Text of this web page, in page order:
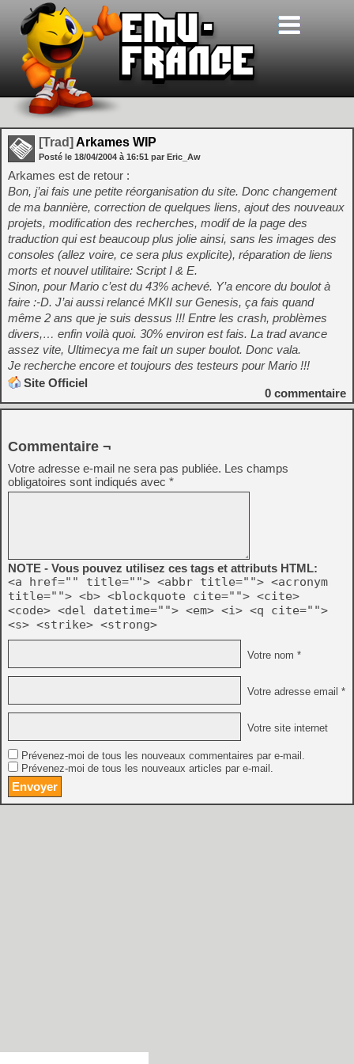
[Trad] Arkames WIP
Posté le 18/04/2004 à 16:51 par Eric_Aw
Arkames est de retour :
Bon, j’ai fais une petite réorganisation du site. Donc changement
de ma bannière, correction de quelques liens, ajout des nouveaux
projets, modification des recherches, modif de la page des
traduction qui est beaucoup plus jolie ainsi, sans les images des
consoles (allez voire, ce sera plus explicite), réparation de liens
morts et nouvel utilitaire: Script I & E.
Sinon, pour Mario c’est du 43% achevé. Y’a encore du boulot à
faire :-D. J’ai aussi relancé MKII sur Genesis, ça fais quand
même 2 ans que je suis dessus !!! Entre les crash, problèmes
divers,… enfin voilà quoi. 30% environ est fais. La trad avance
assez vite, Ultimecya me fait un super boulot. Donc vala.
Je recherche encore et toujours des testeurs pour Mario !!!
Site Officiel
0 commentaire
Commentaire ¬
Votre adresse e-mail ne sera pas publiée. Les champs
obligatoires sont indiqués avec *
NOTE - Vous pouvez utilisez ces tags et attributs HTML:
<a href="" title=""> <abbr title=""> <acronym
title=""> <b> <blockquote cite=""> <cite>
<code> <del datetime=""> <em> <i> <q cite="">
<s> <strike> <strong>
Votre nom *
Votre adresse email *
Votre site internet
Prévenez-moi de tous les nouveaux commentaires par e-mail.
Prévenez-moi de tous les nouveaux articles par e-mail.